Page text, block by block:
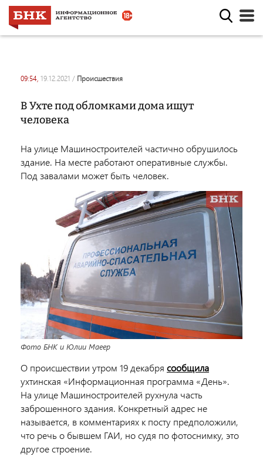
09:54, 19.12.2021 / происшествия
В Ухте под обломками дома ищут
человека
На улице Машиностроителей частично обрушилось
здание. На месте работают оперативные службы.
Под завалами может быть человек.
Фото БНК и Юлии Маеер
О происшествии утром 19 декабря сообщила
ухтинская «Информационная программа «День».
На улице Машиностроителей рухнула часть
заброшенного здания. Конкретный адрес не
называется, в комментариях к посту предположили,
что речь о бывшем ГАИ, но судя по фотоснимку, это
другое строение.